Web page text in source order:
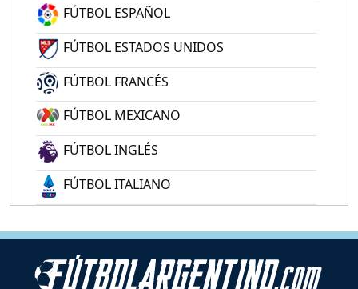
FÚTBOL ESPAÑOL
FÚTBOL ESTADOS UNIDOS
FÚTBOL FRANCÉS
FÚTBOL MEXICANO
FÚTBOL INGLÉS
FÚTBOL ITALIANO